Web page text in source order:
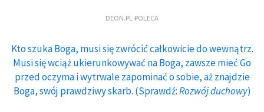
DEON.PL POLECA
Kto szuka Boga, musi się zwrócić całkowicie do wewnątrz.
Musi się wciąż ukierunkowywać na Boga, zawsze mieć Go
przed oczyma i wytrwale zapominać o sobie, aż znajdzie
Boga, swój prawdziwy skarb. (Sprawdź:Rozwój duchowy)